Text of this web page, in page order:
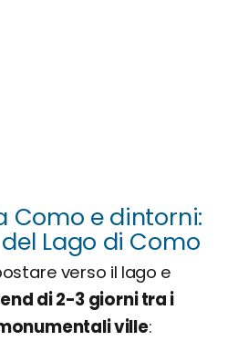
Como e dintorni:
Lago di Como
verso il lago e
di 2-3 giorni tra i
ville: